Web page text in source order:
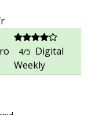
4/5 Digital
Weekly